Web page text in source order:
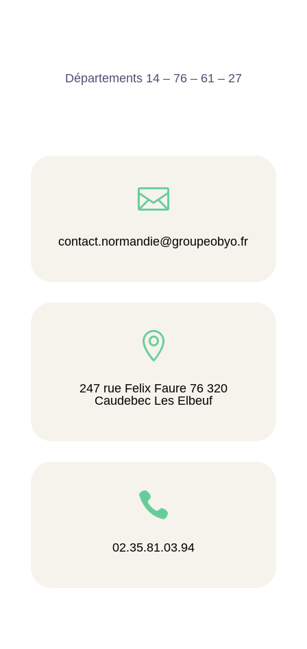
Départements 14 – 76 – 61 – 27

contact.normandie@groupeobyo.fr

247 rue Felix Faure 76 320
Caudebec Les Elbeuf

02.35.81.03.94